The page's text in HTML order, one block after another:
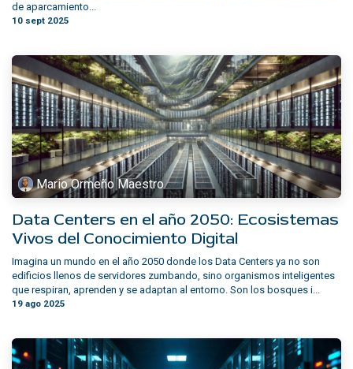
de aparcamiento...
10 sept 2025
Mario Ormeño Maestro
Data Centers en el año 2050: Ecosistemas
Vivos del Conocimiento Digital
Imagina un mundo en el año 2050 donde los Data Centers ya no son
edificios llenos de servidores zumbando, sino organismos inteligentes
que respiran, aprenden y se adaptan al entorno. Son los bosques i...
19 ago 2025